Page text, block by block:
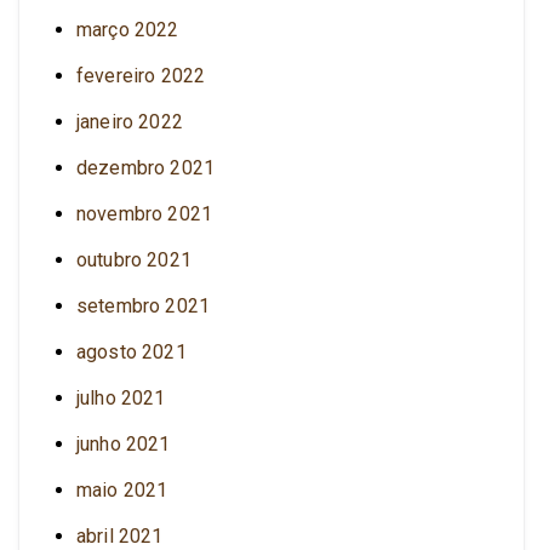
março 2022
fevereiro 2022
janeiro 2022
dezembro 2021
novembro 2021
outubro 2021
setembro 2021
agosto 2021
julho 2021
junho 2021
maio 2021
abril 2021